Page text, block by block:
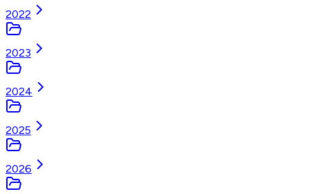
2022
2023
2024
2025
2026